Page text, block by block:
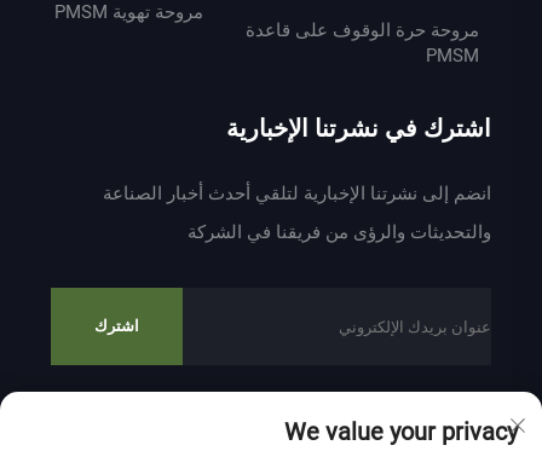
مروحة حرة الوقوف على قاعدة
PMSM
مروحة تهوية PMSM
اشترك في نشرتنا الإخبارية
انضم إلى نشرتنا الإخبارية لتلقي أحدث أخبار الصناعة
والتحديثات والرؤى من فريقنا في الشركة
اشترك
حقوق النشر © 2024 بواسطة ZHEJIANG WEIYU VENTILATIONWe value your privacy